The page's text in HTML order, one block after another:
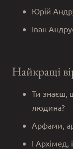
Юрій
Іван
Найкращі
Ти знаєш,
людина?
Арфами,
І Архімед,